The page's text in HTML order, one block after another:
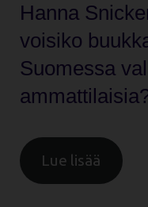
Hanna
voisiko
Suomessa
Lue lisää